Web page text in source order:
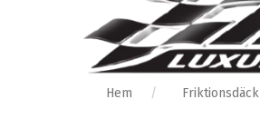
Hem Friktionsdäck